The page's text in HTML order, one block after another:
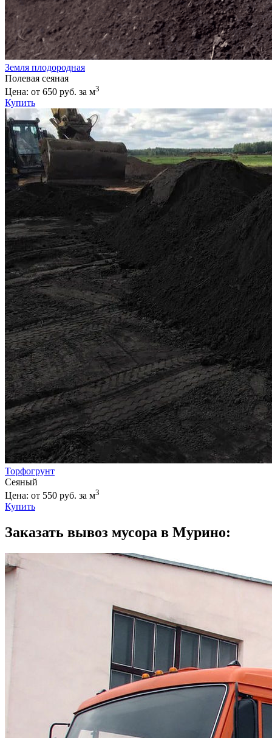
Земля плодородная
Полевая сеяная
Цена: от 650 руб. за м3
Купить
Торфогрунт
Сеяный
Цена: от 550 руб. за м3
Купить
Заказать вывоз мусора в Мурино: